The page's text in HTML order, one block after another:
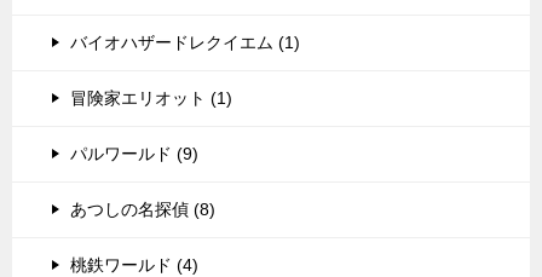
バイオハザードレクイエム (1)
冒険家エリオット (1)
パルワールド (9)
あつしの名探偵 (8)
桃鉄ワールド (4)